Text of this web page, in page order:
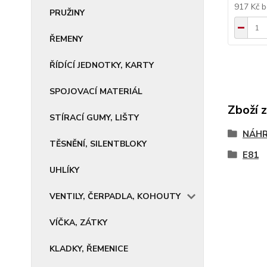
PRUŽINY
ŘEMENY
ŘÍDÍCÍ JEDNOTKY, KARTY
SPOJOVACÍ MATERIÁL
STÍRACÍ GUMY, LIŠTY
TĚSNĚNÍ, SILENTBLOKY
UHLÍKY
VENTILY, ČERPADLA, KOHOUTY
VÍČKA, ZÁTKY
KLADKY, ŘEMENICE
917 Kč
Zboží
E81